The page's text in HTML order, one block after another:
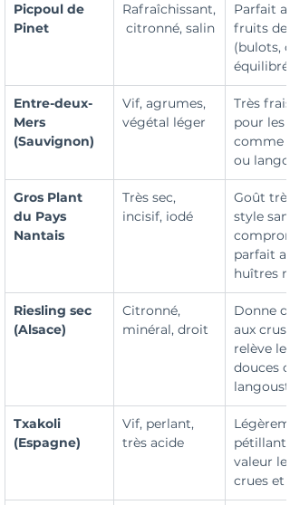
Picpoul de
Pinet
Rafraîchissant,
citronné, salin
Parfait
fruits de
(bulots,
équilibré
Entre-deux-
Mers
(Sauvignon)
Vif, agrumes,
végétal léger
Très
pour les
comme
ou
Gros Plant
du Pays
Nantais
Très sec,
incisif, iodé
Goût
style sans
parfait
huîtres
Riesling sec
(Alsace)
Citronné,
minéral, droit
Donne
aux
relève
douces
Txakoli
(Espagne)
Vif, perlant,
très acide
valeur
crues et